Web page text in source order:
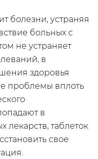
болезни, устраняя
больных с
не устраняет
в
здоровья
проблемы вплоть
в
лекарств, таблеток
свое